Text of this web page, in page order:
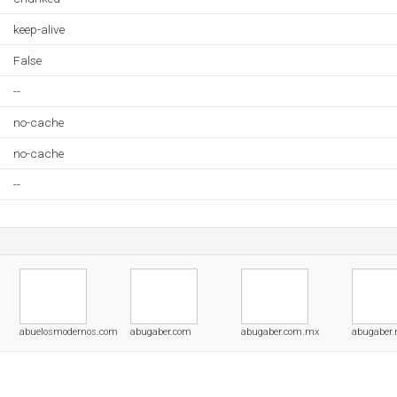
keep-alive
False
--
no-cache
no-cache
--
abuelosmodernos.com abugaber.com abugaber.com.mx